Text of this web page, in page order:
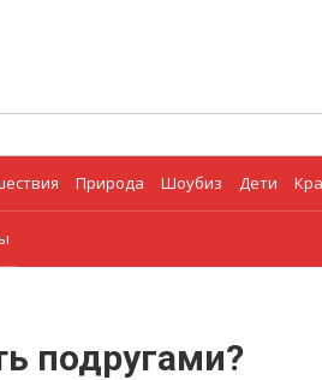
Природа Шоубиз Дети
подругами?